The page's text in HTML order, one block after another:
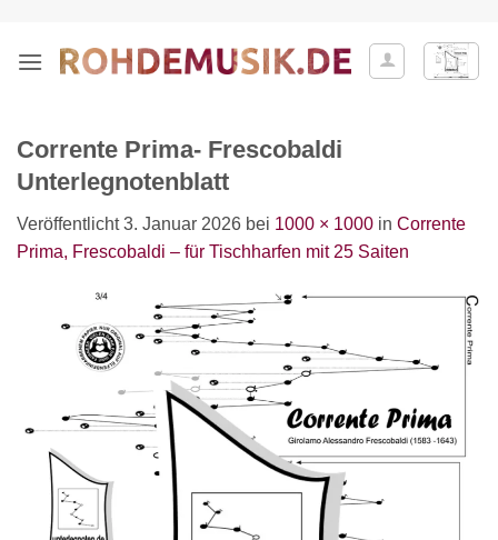
springen
Corrente Prima- Frescobaldi
Unterlegnotenblatt
Veröffentlicht3. Januar 2026 bei 1000 × 1000 in Corrente
Prima, Frescobaldi – für Tischharfen mit 25 Saiten